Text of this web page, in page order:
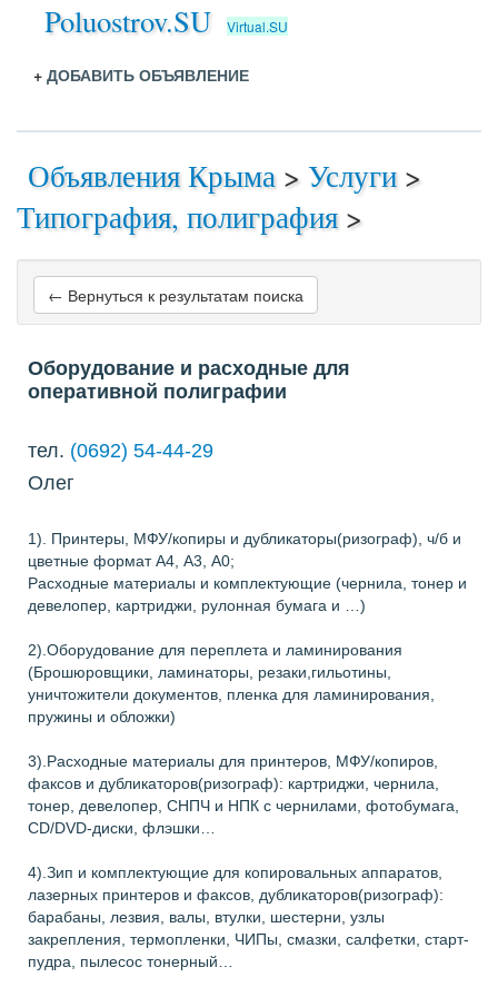
Poluostrov.SU Virtual.SU
+ ДОБАВИТЬ ОБЪЯВЛЕНИЕ
Объявления Крыма > Услуги >
Типография, полиграфия >
← Вернуться к результатам поиска
Оборудование и расходные для
оперативной полиграфии
тел. (0692) 54-44-29
Олег
1). Принтеры, МФУ/копиры и дубликаторы(ризограф), ч/б и
цветные формат А4, А3, А0;
Расходные материалы и комплектующие (чернила, тонер и
девелопер, картриджи, рулонная бумага и …)
2).Оборудование для переплета и ламинирования
(Брошюровщики, ламинаторы, резаки,гильотины,
уничтожители документов, пленка для ламинирования,
пружины и обложки)
3).Расходные материалы для принтеров, МФУ/копиров,
факсов и дубликаторов(ризограф): картриджи, чернила,
тонер, девелопер, СНПЧ и НПК с чернилами, фотобумага,
CD/DVD-диски, флэшки…
4).Зип и комплектующие для копировальных аппаратов,
лазерных принтеров и факсов, дубликаторов(ризограф):
барабаны, лезвия, валы, втулки, шестерни, узлы
закрепления, термопленки, ЧИПы, смазки, салфетки, старт-
пудра, пылесос тонерный…